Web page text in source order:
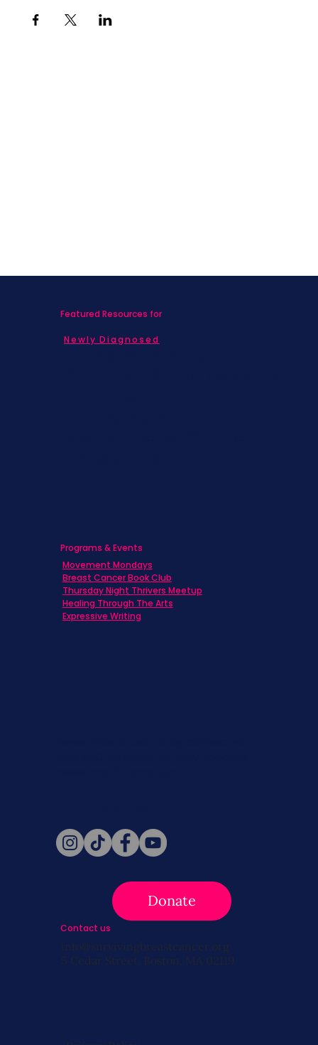
Donate
Featured Resources for
Newly Diagnosed
Programs & Events
Movement Mondays
Breast Cancer Book Club
Thursday Night Thrivers Meetup
Healing Through The Arts
Expressive Writing
Contact us
info@survivingbreastcancer.org
5 Cedar Street, Boston, MA 02119